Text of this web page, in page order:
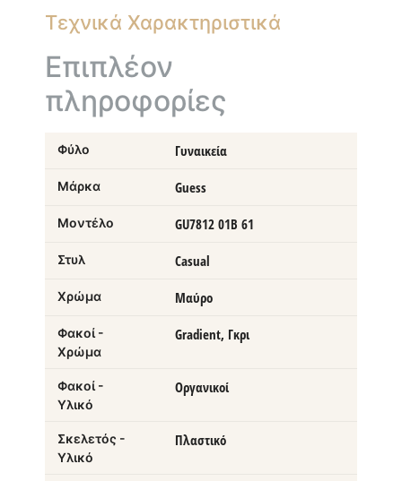
Τεχνικά Χαρακτηριστικά
Επιπλέον
πληροφορίες
Φύλο Γυναικεία
Μάρκα Guess
Μοντέλο GU7812 01B 61
Στυλ Casual
Χρώμα Μαύρο
Φακοί -
Χρώμα
Gradient, Γκρι
Φακοί -
Υλικό
Οργανικοί
Σκελετός -
Υλικό
Πλαστικό